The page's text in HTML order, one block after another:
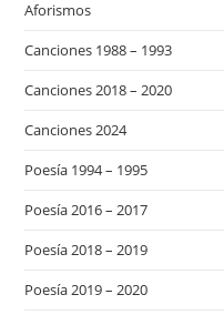
Aforismos
Canciones 1988 – 1993
Canciones 2018 – 2020
Canciones 2024
Poesía 1994 – 1995
Poesía 2016 – 2017
Poesía 2018 – 2019
Poesía 2019 – 2020